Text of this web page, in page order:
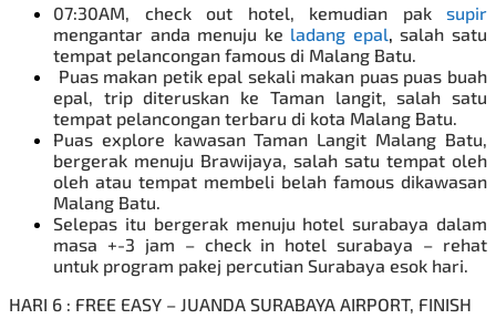
07:30AM, check out hotel, kemudian pak supir
mengantar anda menuju ke ladang epal ,salah satu
tempat pelancongan famous di Malang Batu.
Puas makan petik epal sekali makan puas puas buah
epal, trip diteruskan ke Taman langit, salah satu
tempat pelancongan terbaru di kota Malang Batu.
Puas explore kawasan Taman Langit Malang Batu,
bergerak menuju Brawijaya, salah satu tempat oleh
oleh atau tempat membeli belah famous dikawasan
Malang Batu.
Selepas itu bergerak menuju hotel surabaya dalam
masa +-3 jam – check in hotel surabaya – rehat
untuk program pakej percutian Surabaya esok hari.
HARI 6 : FREE EASY – JUANDA SURABAYA AIRPORT, FINISH